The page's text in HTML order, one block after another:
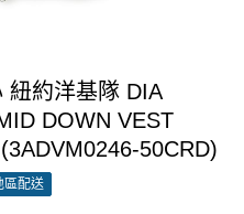
紐約洋基隊 DIA
DOWN VEST
50CRD)
區配送